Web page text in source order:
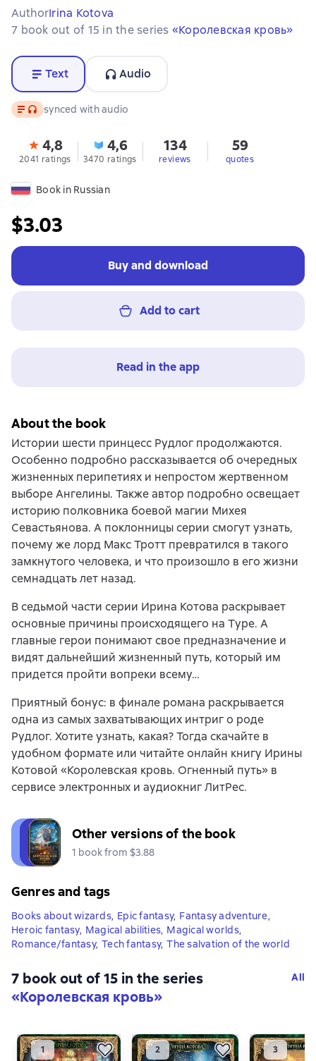
AuthorIrina Kotova
7 book out of 15 in the series «Королевская кровь»
Text Audio
Text, audio format available
synced with audio
4,8
2041 ratings
4,6
3470 ratings
134
reviews
59
quotes
Book in Russian
$3.03
Buy and download
Add to cart
Read in the app
About the book
Истории шести принцесс Рудлог продолжаются.
Особенно подробно рассказывается об очередных
жизненных перипетиях и непростом жертвенном
выборе Ангелины. Также автор подробно освещает
историю полковника боевой магии Михея
Севастьянова. А поклонницы серии смогут узнать,
почему же лорд Макс Тротт превратился в такого
замкнутого человека, и что произошло в его жизни
семнадцать лет назад.
В седьмой части серии Ирина Котова раскрывает
основные причины происходящего на Туре. А
главные герои понимают свое предназначение и
видят дальнейший жизненный путь, который им
придется пройти вопреки всему…
Приятный бонус: в финале романа раскрывается
одна из самых захватывающих интриг о роде
Рудлог. Хотите узнать, какая? Тогда скачайте в
удобном формате или читайте онлайн книгу Ирины
Котовой «Королевская кровь. Огненный путь» в
сервисе электронных и аудиокниг ЛитРес.
Other versions of the book
1 book from $3.88
Genres and tags
Books about wizards, Epic fantasy, Fantasy adventure,
Heroic fantasy, Magical abilities, Magical worlds,
Romance/fantasy, Tech fantasy, The salvation of the world
7 book out of 15 in the series
«Королевская кровь»
All